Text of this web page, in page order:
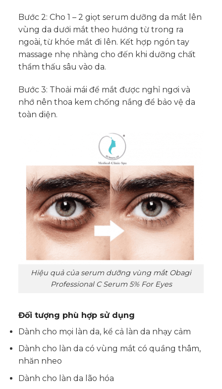
Bước 2: Cho 1 – 2 giọt serum dưỡng da mắt lên
vùng da dưới mắt theo hướng từ trong ra
ngoài, từ khóe mắt đi lên. Kết hợp ngón tay
massage nhẹ nhàng cho đến khi dưỡng chất
thẩm thấu sâu vào da.
Bước 3: Thoải mái để mắt được nghỉ ngơi và
nhớ nên thoa kem chống nắng để bảo vệ da
toàn diện.
Hiệu quả của serum dưỡng vùng mắt Obagi
Professional C Serum 5% For Eyes
Đối tượng phù hợp sử dụng
Dành cho mọi làn da, kể cả làn da nhạy cảm
Dành cho làn da có vùng mắt có quầng thâm,
nhăn nheo
Dành cho làn da lão hóa